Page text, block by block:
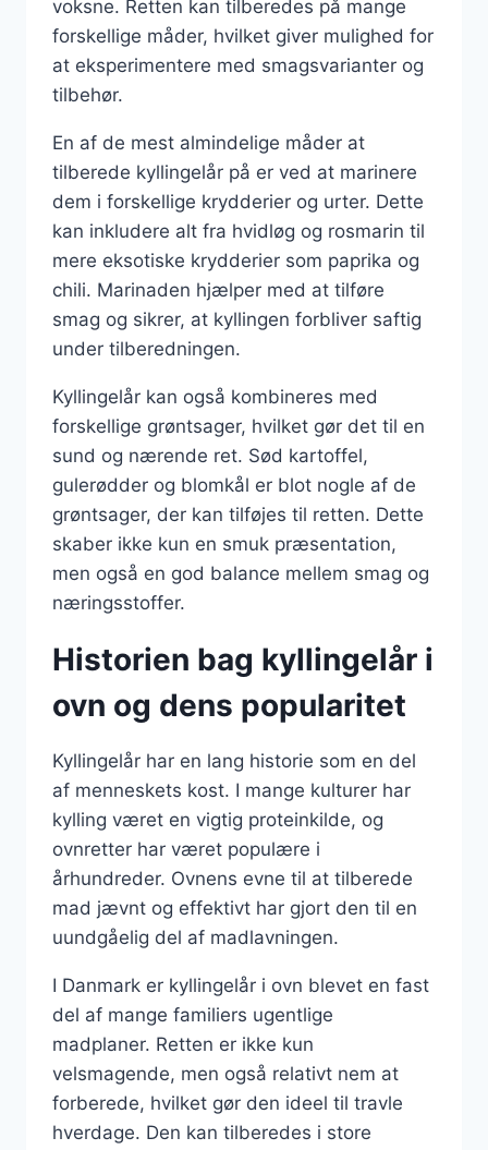
voksne. Retten kan tilberedes på mange
forskellige måder, hvilket giver mulighed for
at eksperimentere med smagsvarianter og
tilbehør.
En af de mest almindelige måder at
tilberede kyllingelår på er ved at marinere
dem i forskellige krydderier og urter. Dette
kan inkludere alt fra hvidløg og rosmarin til
mere eksotiske krydderier som paprika og
chili. Marinaden hjælper med at tilføre
smag og sikrer, at kyllingen forbliver saftig
under tilberedningen.
Kyllingelår kan også kombineres med
forskellige grøntsager, hvilket gør det til en
sund og nærende ret. Sød kartoffel,
gulerødder og blomkål er blot nogle af de
grøntsager, der kan tilføjes til retten. Dette
skaber ikke kun en smuk præsentation,
men også en god balance mellem smag og
næringsstoffer.
Historien bag kyllingelår i
ovn og dens popularitet
Kyllingelår har en lang historie som en del
af menneskets kost. I mange kulturer har
kylling været en vigtig proteinkilde, og
ovnretter har været populære i
århundreder. Ovnens evne til at tilberede
mad jævnt og effektivt har gjort den til en
uundgåelig del af madlavningen.
I Danmark er kyllingelår i ovn blevet en fast
del af mange familiers ugentlige
madplaner. Retten er ikke kun
velsmagende, men også relativt nem at
forberede, hvilket gør den ideel til travle
hverdage. Den kan tilberedes i store